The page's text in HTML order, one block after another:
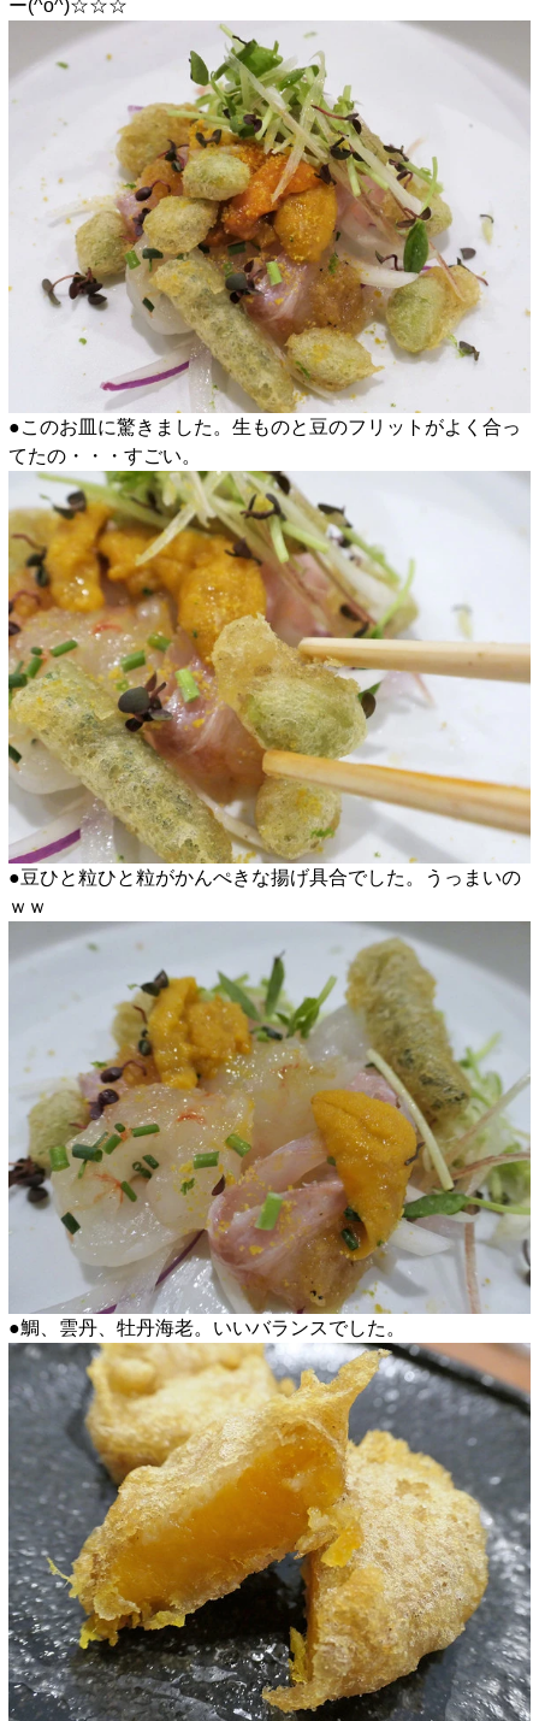
ー(^o^)☆☆☆
●このお皿に驚きました。生ものと豆のフリットがよく合っ
てたの・・・すごい。
●豆ひと粒ひと粒がかんぺきな揚げ具合でした。うっまいの
ｗｗ
●鯛、雲丹、牡丹海老。いいバランスでした。